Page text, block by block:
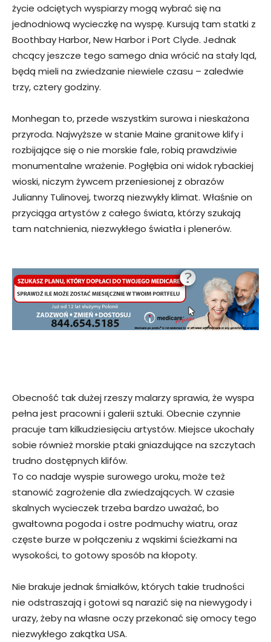
życie odciętych wyspiarzy mogą wybrać się na
jednodniową wycieczkę na wyspę. Kursują tam statki z
Boothbay Harbor, New Harbor i Port Clyde. Jednak
chcący jeszcze tego samego dnia wrócić na stały ląd,
będą mieli na zwiedzanie niewiele czasu – zaledwie
trzy, cztery godziny.
Monhegan to, przede wszystkim surowa i nieskażona
przyroda. Najwyższe w stanie Maine granitowe klify i
rozbijające się o nie morskie fale, robią prawdziwie
monumentalne wrażenie. Pogłębia oni widok rybackiej
wioski, niczym żywcem przeniesionej z obrazów
Julianny Tulinovej, tworzą niezwykły klimat. Właśnie on
przyciąga artystów z całego świata, którzy szukają
tam natchnienia, niezwykłego światła i plenerów.
Obecność tak dużej rzeszy malarzy sprawia, że wyspa
pełna jest pracowni i galerii sztuki. Obecnie czynnie
pracuje tam kilkudziesięciu artystów. Miejsce ukochały
sobie również morskie ptaki gniazdujące na szczytach
trudno dostępnych klifów.
To co nadaje wyspie surowego uroku, może też
stanowić zagrożenie dla zwiedzających. W czasie
skalnych wycieczek trzeba bardzo uważać, bo
gwałtowna pogoda i ostre podmuchy wiatru, oraz
częste burze w połączeniu z wąskimi ścieżkami na
wysokości, to gotowy sposób na kłopoty.
Nie brakuje jednak śmiałków, których takie trudności
nie odstraszają i gotowi są narazić się na niewygody i
urazy, żeby na własne oczy przekonać się omocy tego
niezwykłego zakątka USA.